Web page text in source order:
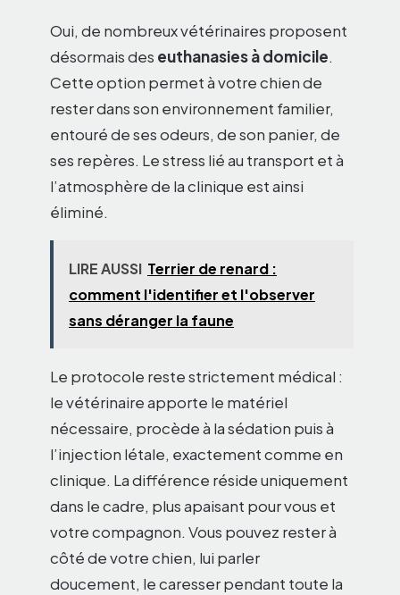
Oui, de nombreux vétérinaires proposent
désormais des euthanasies à domicile.
Cette option permet à votre chien de
rester dans son environnement familier,
entouré de ses odeurs, de son panier, de
ses repères. Le stress lié au transport et à
l’atmosphère de la clinique est ainsi
éliminé.
LIRE AUSSI Terrier de renard :
comment l'identifier et l'observer
sans déranger la faune
Le protocole reste strictement médical :
le vétérinaire apporte le matériel
nécessaire, procède à la sédation puis à
l’injection létale, exactement comme en
clinique. La différence réside uniquement
dans le cadre, plus apaisant pour vous et
votre compagnon. Vous pouvez rester à
côté de votre chien, lui parler
doucement, le caresser pendant toute la